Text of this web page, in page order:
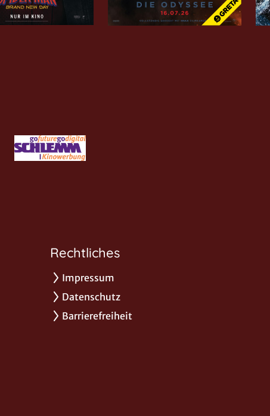
Rechtliches
Impressum
Datenschutz
Barrierefreiheit